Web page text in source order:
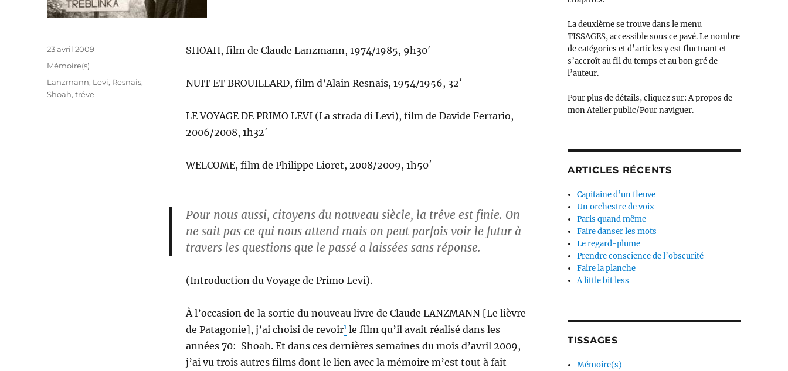
SHOAH, film de Claude Lanzmann, 1974/1985, 9h30′
NUIT ET BROUILLARD, film d’Alain Resnais, 1954/1956, 32′
LE VOYAGE DE PRIMO LEVI (La strada di Levi), film de Davide Ferrario,
2006/2008, 1h32′
WELCOME, film de Philippe Lioret, 2008/2009, 1h50′
Pour nous aussi, citoyens du nouveau siècle, la trêve est finie. On
ne sait pas ce qui nous attend mais on peut parfois voir le futur à
travers les questions que le passé a laissées sans réponse.
(Introduction du Voyage de Primo Levi).
À l’occasion de la sortie du nouveau livre de Claude LANZMANN [Le lièvre
de Patagonie], j’ai choisi de revoir1le film qu’il avait réalisé dans les
années 70: Shoah. Et dans ces dernières semaines du mois d’avril 2009,
j’ai vu trois autres films dont le lien avec la mémoire m’est tout à fait
Publié
23 avril 2009
Catégories
Mémoire(s)
Étiquettes
Lanzmann, Levi, Resnais,
Shoah,trêve
La deuxième se trouve dans le menu
TISSAGES, accessible sous ce pavé. Le nombre
de catégories et d’articles y est fluctuant et
s’accroît au fil du temps et au bon gré de
l’auteur.
Pour plus de détails, cliquez sur: A propos de
mon Atelier public/Pour naviguer.
ARTICLES RÉCENTS
Capitaine d’un fleuve
Un orchestre de voix
Paris quand même
Faire danser les mots
Le regard-plume
Prendre conscience de l’obscurité
Faire la planche
A little bit less
TISSAGES
Mémoire(s)